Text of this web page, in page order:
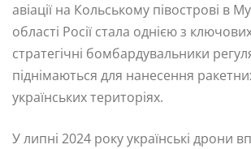
авіації на Кольському півострові в
області Росії стала однією з
стратегічні бомбардувальники
піднімаються для нанесення
українських територіях.
У липні 2024 року українські дрони